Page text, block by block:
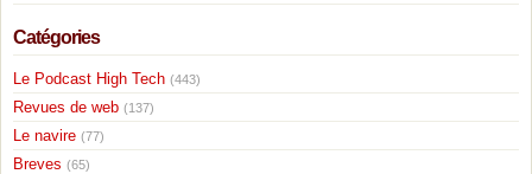
Catégories
Le Podcast High Tech (443)
Revues de web (137)
Le navire (77)
Breves (65)